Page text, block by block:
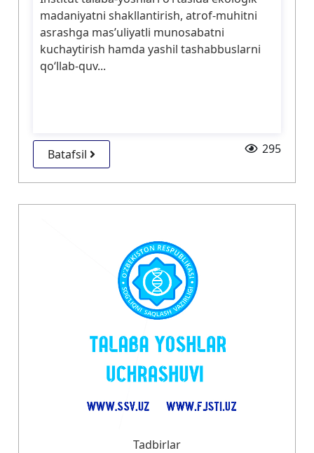
madaniyatni shakllantirish, atrof-muhitni
asrashga mas’uliyatli munosabatni
kuchaytirish hamda yashil tashabbuslarni
qo‘llab-quv...
Batafsil 295
Tadbirlar